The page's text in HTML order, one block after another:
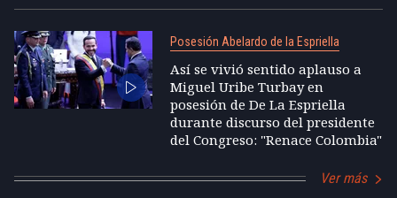
Posesión Abelardo de la Espriella
Así se vivió sentido aplauso a
Miguel Uribe Turbay en
posesión de De La Espriella
durante discurso del presidente
del Congreso: "Renace Colombia"
Ver más